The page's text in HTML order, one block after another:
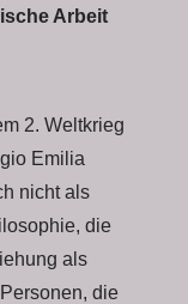
Arbeit
2. Weltkrieg
Emilia
nicht als
die
als
die